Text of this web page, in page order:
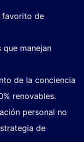
favorito de
manejan
de la conciencia
renovables.
personal no
de